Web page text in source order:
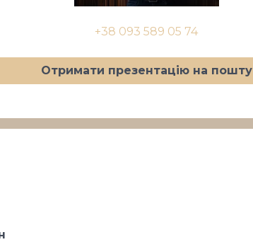
+38 093 589 05 74
Отримати презентацію на пошту